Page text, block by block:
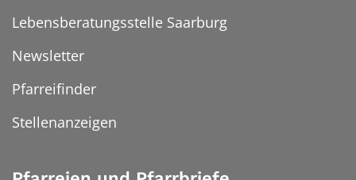
Lebensberatungsstelle Saarburg
Newsletter
Pfarreifinder
Stellenanzeigen